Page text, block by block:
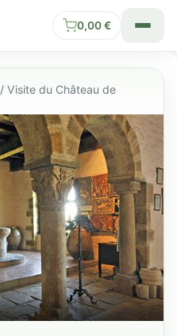
0,00€
/ Visite du Château de